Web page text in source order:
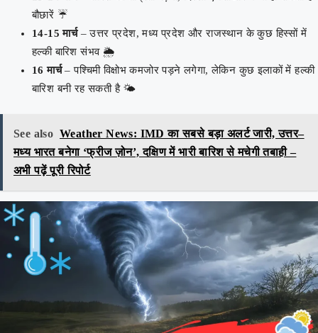
बौछारें ☔
14-15 मार्च– उत्तर प्रदेश, मध्य प्रदेश और राजस्थान के कुछ हिस्सों में
हल्की बारिश संभव 🌦️
16 मार्च– पश्चिमी विक्षोभ कमजोर पड़ने लगेगा, लेकिन कुछ इलाकों में हल्की
बारिश बनी रह सकती है 🌤️
See also Weather News: IMD का सबसे बड़ा अलर्ट जारी, उत्तर–
मध्य भारत बनेगा ‘फ्रीज ज़ोन’, दक्षिण में भारी बारिश से मचेगी तबाही –
अभी पढ़ें पूरी रिपोर्ट